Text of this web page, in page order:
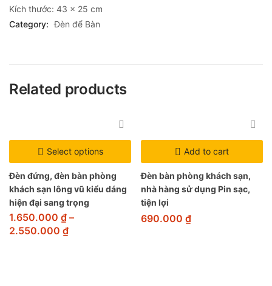
Kích thước: 43 x 25 cm
Category: Đèn để Bàn
Related products
Select options
Đèn đứng, đèn bàn phòng
khách sạn lông vũ kiểu dáng
hiện đại sang trọng
1.650.000 ₫ –
2.550.000 ₫
Add to cart
Đèn bàn phòng khách sạn,
nhà hàng sử dụng Pin sạc,
tiện lợi
690.000 ₫